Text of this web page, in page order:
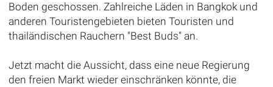
Boden geschossen. Zahlreiche Läden in Bangkok und
anderen Touristengebieten bieten Touristen und
thailändischen Rauchern "Best Buds" an.
Jetzt macht die Aussicht, dass eine neue Regierung
den freien Markt wieder einschränken könnte, die